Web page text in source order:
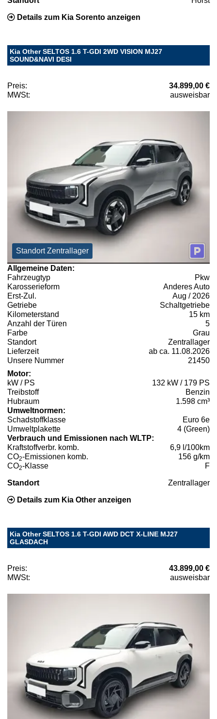
Details zum Kia Sorento anzeigen
Kia Other SELTOS 1.6 T-GDI 2WD VISION MJ27
SOUND&NAVI DESI
Preis:
34.899,00 €
MWSt:
ausweisbar
Standort Zentrallager
Allgemeine Daten:
Fahrzeugtyp
Pkw
Karosserieform
Anderes Auto
Erst-Zul.
Aug / 2026
Getriebe
Schaltgetriebe
Kilometerstand
15 km
Anzahl der Türen
5
Farbe
Grau
Standort
Zentrallager
Lieferzeit
ab ca. 11.08.2026
Unsere Nummer
21450
Motor:
kW / PS
132 kW / 179 PS
Treibstoff
Benzin
Hubraum
1.598 cm³
Umweltnormen:
Schadstoffklasse
Euro 6e
Umweltplakette
4 (Green)
Verbrauch und Emissionen nach WLTP:
Kraftstoffverbr. komb.
6,9 l/100km
CO2-Emissionen komb.
156 g/km
CO2-Klasse F
Standort Zentrallager
Details zum Kia Other anzeigen
Kia Other SELTOS 1.6 T-GDI AWD DCT X-LINE MJ27
GLASDACH
Preis:
43.899,00 €
MWSt:
ausweisbar